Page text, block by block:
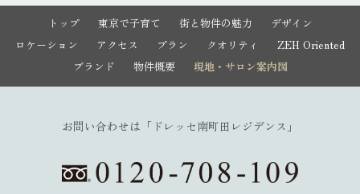
トップ 東京で子育て 街と物件の魅力
デザイン
ロケーション
アクセス プラン クオリティ
ZEH Oriented
ブランド
物件概要 現地・サロン案内図
お問い合わせは 「ドレッセ南町田レジデンス」